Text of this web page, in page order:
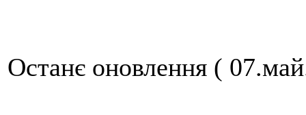
Останє оновлення (